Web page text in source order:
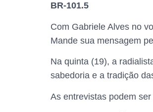
BR-101.5
Com Gabriele Alves no
Mande sua mensagem
Na quinta (19), a
sabedoria e a tradição
As entrevistas podem